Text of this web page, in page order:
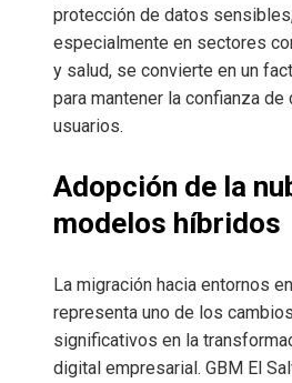
protección de datos
especialmente en sectores
y salud, se convierte en un
para mantener la confianza
usuarios.
Adopción de la
modelos híbridos
La migración hacia entornos
representa uno de los
significativos en la
digital empresarial. GBM El